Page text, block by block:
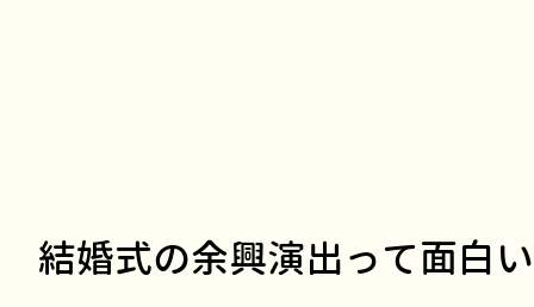
結婚式の余興演出って面白